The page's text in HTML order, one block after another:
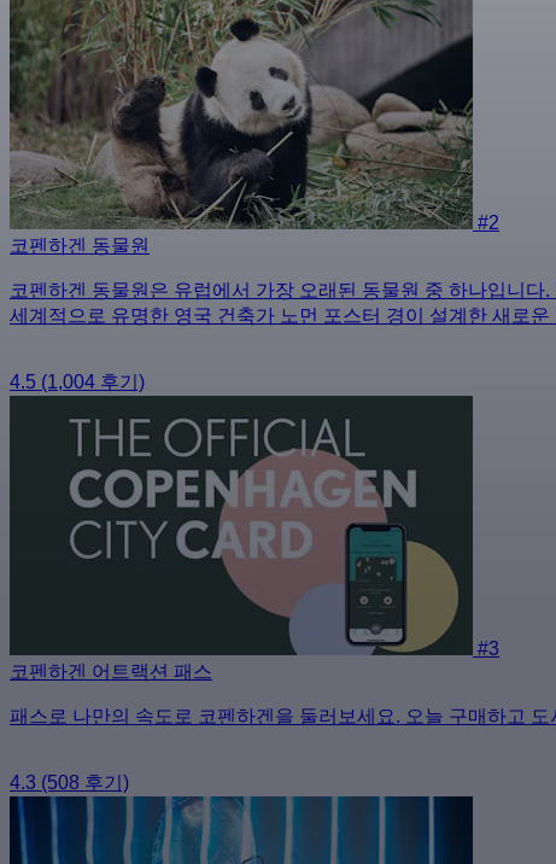
#2
코펜하겐 동물원
코펜하겐 동물원은 유럽에서 가장 오래된 동물원 중 하나입니
세계적으로 유명한 영국 건축가 노먼 포스터 경이 설계한 새로
4.5 (1,004 후기)
#3
코펜하겐 어트랙션 패스
패스로 나만의 속도로 코펜하겐을 둘러보세요. 오늘 구매하고
4.3 (508 후기)